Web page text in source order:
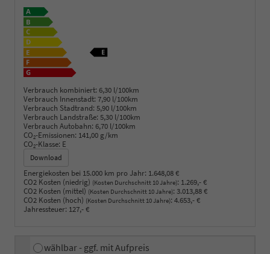
Verbrauch kombiniert: 6,30 l/100km
Verbrauch Innenstadt: 7,90 l/100km
Verbrauch Stadtrand: 5,90 l/100km
Verbrauch Landstraße: 5,30 l/100km
Verbrauch Autobahn: 6,70 l/100km
CO2-Emissionen: 141,00 g/km
CO2-Klasse: E
Download
Energiekosten bei 15.000 km pro Jahr: 1.648,08 €
CO2 Kosten (niedrig) (Kosten Durchschnitt 10 Jahre): 1.269,- €
CO2 Kosten (mittel) (Kosten Durchschnitt 10 Jahre): 3.013,88 €
CO2 Kosten (hoch) (Kosten Durchschnitt 10 Jahre): 4.653,- €
Jahressteuer: 127,- €
wählbar - ggf. mit Aufpreis